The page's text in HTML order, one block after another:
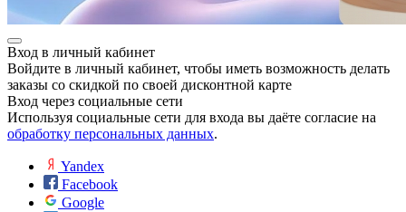
Вход в личный кабинет
Войдите в личный кабинет, чтобы иметь возможность делать
заказы со скидкой по своей дисконтной карте
Вход через социальные сети
Используя социальные сети для входа вы даёте согласие на
обработку персональных данных.
Yandex
Facebook
Google